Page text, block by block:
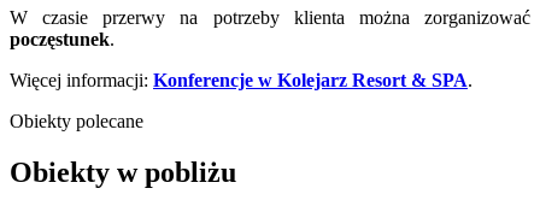
W czasie przerwy na potrzeby klienta można zorganizować
poczęstunek.
Więcej informacji: Konferencje w Kolejarz Resort & SPA.
Obiekty polecane
Obiekty w pobliżu